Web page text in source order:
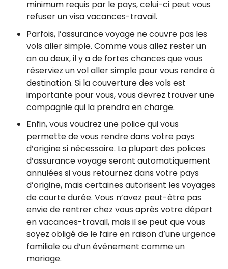
minimum requis par le pays, celui-ci peut vous
refuser un visa vacances-travail.
Parfois, l’assurance voyage ne couvre pas les
vols aller simple. Comme vous allez rester un
an ou deux, il y a de fortes chances que vous
réserviez un vol aller simple pour vous rendre à
destination. Si la couverture des vols est
importante pour vous, vous devrez trouver une
compagnie qui la prendra en charge.
Enfin, vous voudrez une police qui vous
permette de vous rendre dans votre pays
d’origine si nécessaire. La plupart des polices
d’assurance voyage seront automatiquement
annulées si vous retournez dans votre pays
d’origine, mais certaines autorisent les voyages
de courte durée. Vous n’avez peut-être pas
envie de rentrer chez vous après votre départ
en vacances-travail, mais il se peut que vous
soyez obligé de le faire en raison d’une urgence
familiale ou d’un événement comme un
mariage.